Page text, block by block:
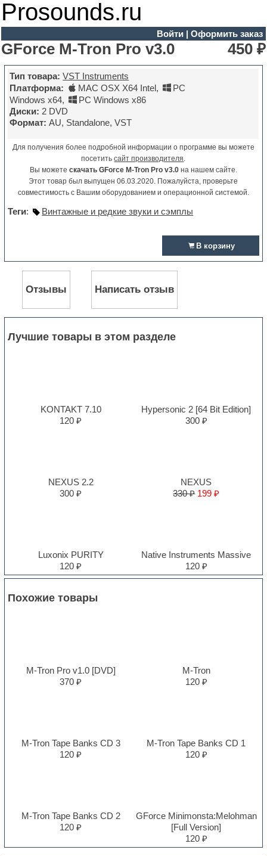
Prosounds.ru
Войти| Оформить заказ
GForce M-Tron Pro v3.0 450 ₽
Тип товара: VST Instruments
Платформа:
MAC OSX X64 Intel,
PC
Windows x64,
PC Windows x86
Диски: 2 DVD
Формат: AU, Standalone, VST
Для получения более подробной информации о программе вы можете
посетитьсайт производителя.
Вы можете скачать GForce M-Tron Pro v3.0на нашем сайте.
Этот товар был выпущен 06.03.2020. Пожалуйста, проверьте
совместимость с Вашим оборудованием и операционной системой.
Теги: Винтажные и редкие звуки и сэмплы
В корзину
Отзывы Написать отзыв
Лучшие товары в этом разделе
KONTAKT 7.10
120 ₽
Hypersonic 2 [64 Bit Edition]
300 ₽
NEXUS 2.2
300 ₽
NEXUS
330 ₽ 199 ₽
Luxonix PURITY
120 ₽
Native Instruments Massive
120 ₽
Похожие товары
M-Tron Pro v1.0 [DVD]
370 ₽
M-Tron
120 ₽
M-Tron Tape Banks CD 3
120 ₽
M-Tron Tape Banks CD 1
120 ₽
M-Tron Tape Banks CD 2
120 ₽
GForce Minimonsta:Melohman
[Full Version]
120 ₽